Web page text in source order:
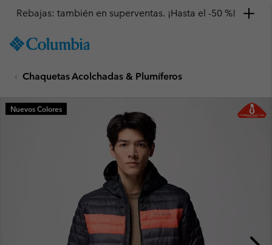
TO
SKIP
MAIN
NAV
Rebajas: también en superventas. ¡Hasta el -50 %!
Chaquetas Acolchadas & Plumíferos
Nuevos Colores